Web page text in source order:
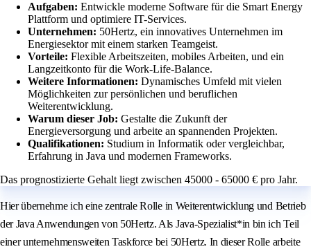
Aufgaben: Entwickle moderne Software für die Smart Energy
Plattform und optimiere IT-Services.
Unternehmen: 50Hertz, ein innovatives Unternehmen im
Energiesektor mit einem starken Teamgeist.
Vorteile: Flexible Arbeitszeiten, mobiles Arbeiten, und ein
Langzeitkonto für die Work-Life-Balance.
Weitere Informationen: Dynamisches Umfeld mit vielen
Möglichkeiten zur persönlichen und beruflichen
Weiterentwicklung.
Warum dieser Job: Gestalte die Zukunft der
Energieversorgung und arbeite an spannenden Projekten.
Qualifikationen: Studium in Informatik oder vergleichbar,
Erfahrung in Java und modernen Frameworks.
Das prognostizierte Gehalt liegt zwischen 45000 - 65000 € pro Jahr.
Hier übernehme ich eine zentrale Rolle in Weiterentwicklung und Betrieb
der Java Anwendungen von 50Hertz. Als Java-Spezialist*in bin ich Teil
einer unternehmensweiten Taskforce bei 50Hertz. In dieser Rolle arbeite